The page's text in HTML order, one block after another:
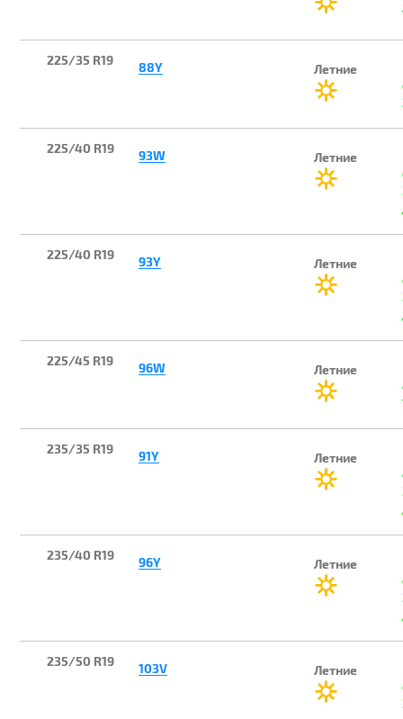
225/35 R19 88Y Летние
225/40 R19 93W Летние
225/40 R19 93Y Летние
225/45 R19 96W Летние
235/35 R19 91Y Летние
235/40 R19 96Y Летние
235/50 R19 103V Летние